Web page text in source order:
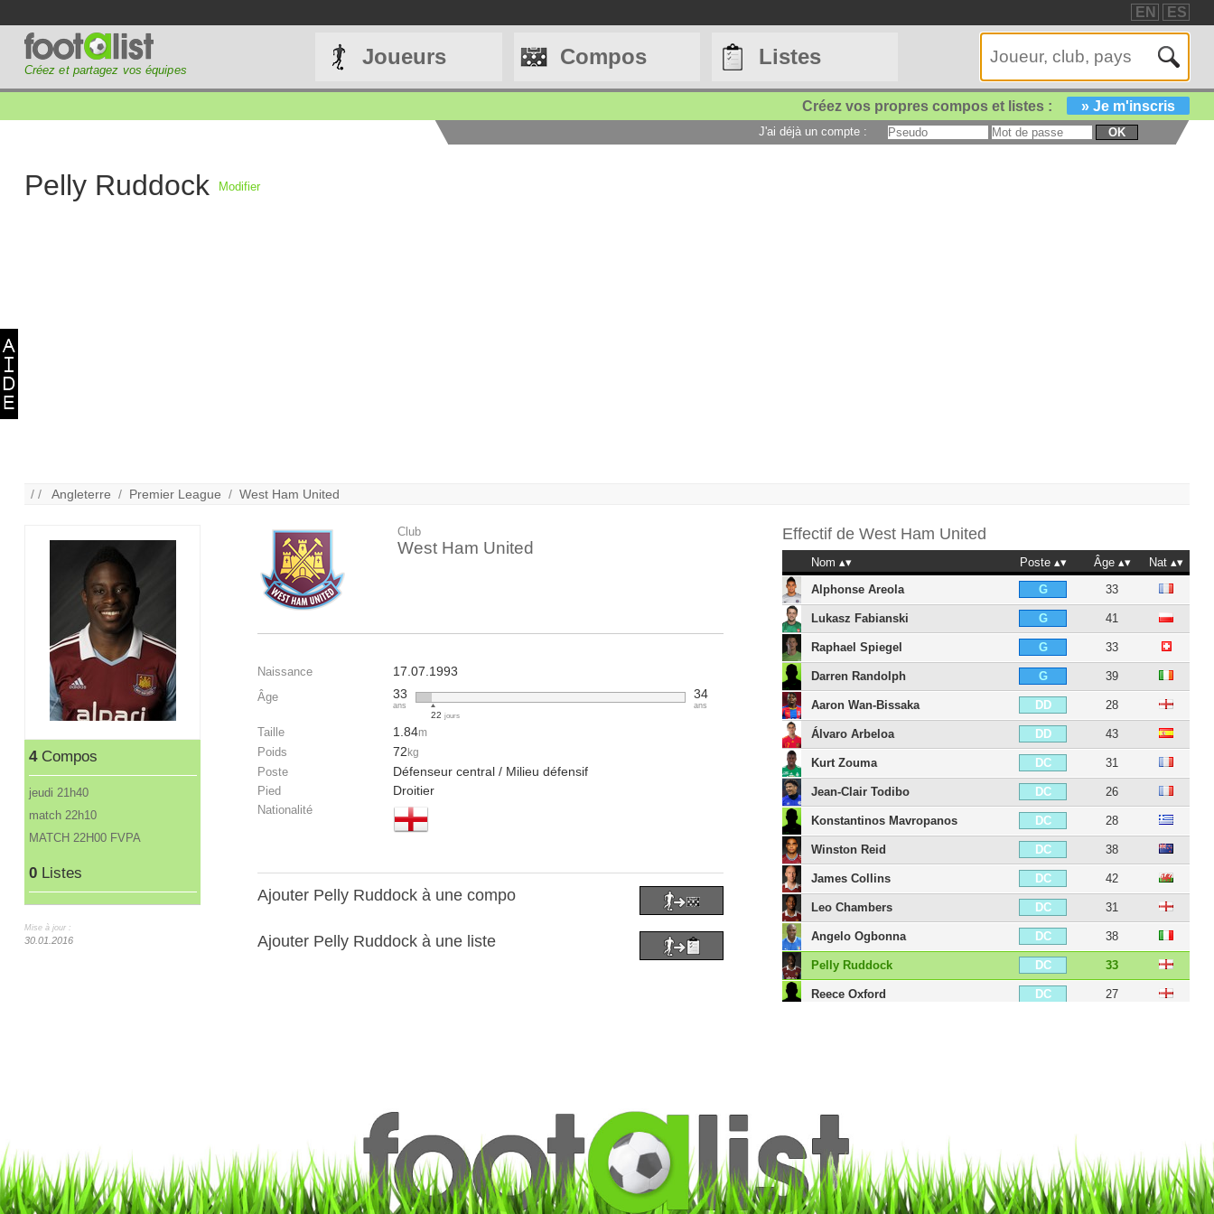
EN ES
Créez et partagez vos équipes
Joueurs Compos Listes
Créez vos propres compos et listes : » Je m'inscris
J'ai déjà un compte : OK
Pelly Ruddock Modifier
/ /Angleterre / Premier League /West Ham United
4Compos
jeudi 21h40
match 22h10
MATCH 22H00 FVPA
0Listes
Mise à jour :
30.01.2016
Club
West Ham United
Naissance 17.07.1993
Âge 33
ans
22jours
34
ans
Taille 1.84m
Poids 72 kg
Poste Défenseur central / Milieu défensif
Pied Droitier
Nationalité
Ajouter Pelly Ruddock à une compo
Ajouter Pelly Ruddock à une liste
Effectif de West Ham United
Nom Poste Âge
Nat
Alphonse Areola
G 33
Lukasz Fabianski G 41
Raphael Spiegel G 33
Darren Randolph G 39
Aaron Wan-Bissaka DD 28
Álvaro Arbeloa DD 43
Kurt Zouma DC 31
Jean-Clair Todibo DC 26
Konstantinos Mavropanos DC 28
Winston Reid DC 38
James Collins DC 42
Leo Chambers DC 31
Angelo Ogbonna DC 38
Pelly Ruddock DC 33
Reece Oxford DC 27
Emerson Palmieri
Diego Poyet MDC 31
George Moncur MDC 33